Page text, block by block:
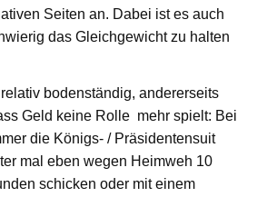
Seiten an. Dabei ist es auch
das Gleichgewicht zu halten
bodenständig, andererseits
Geld keine Rolle mehr spielt: Bei
die Königs- / Präsidentensuit
mal eben wegen Heimweh 10
schicken oder mit einem